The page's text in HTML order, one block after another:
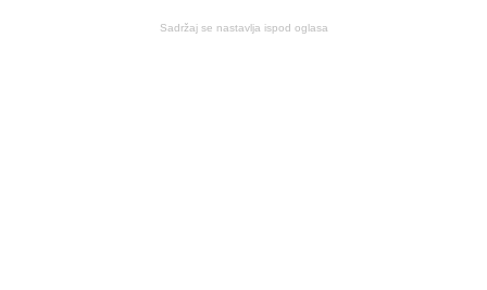
Sadržaj se nastavlja ispod oglasa